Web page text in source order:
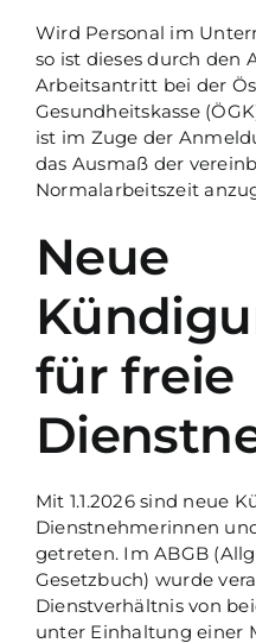
Wird Personal im
so ist dieses durch den
Arbeitsantritt bei der
Gesundheitskasse
ist im Zuge der
das Ausmaß der
Normalarbeitszeit
Neue
für freie
Mit 1.1.2026 sind neue
Dienstnehmerinnen
getreten. Im ABGB
Gesetzbuch) wurde
Dienstverhältnis von
unter Einhaltung einer